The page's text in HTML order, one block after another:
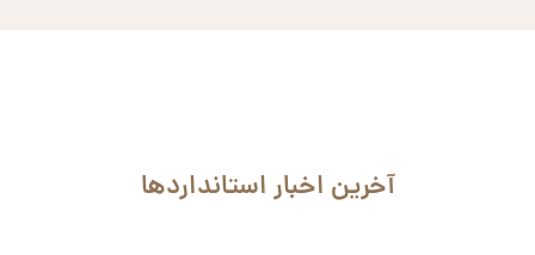
آخرین اخبار استانداردها